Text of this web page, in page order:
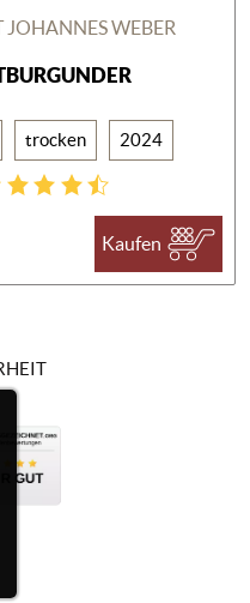
WEBER
trocken 2024
Kaufen